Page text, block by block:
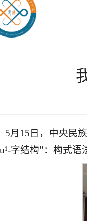
5月15日，中央民
字结构”：构式